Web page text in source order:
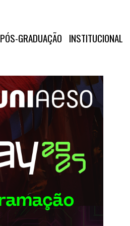
PÓS-GRADUAÇÃO INSTITUCIONAL